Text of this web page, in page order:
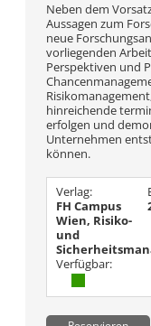
Neben dem
Aussagen zum
neue
vorliegenden
Perspektiven und
hinreichende
erfolgen und
Unternehmen
können.
Verlag:
FH Campus
Wien, Risiko-
und
Verfügbar: